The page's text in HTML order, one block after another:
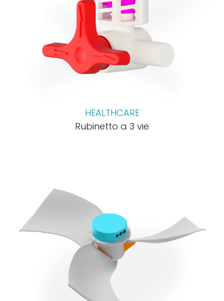
HEALTHCARE
Rubinetto a 3 vie